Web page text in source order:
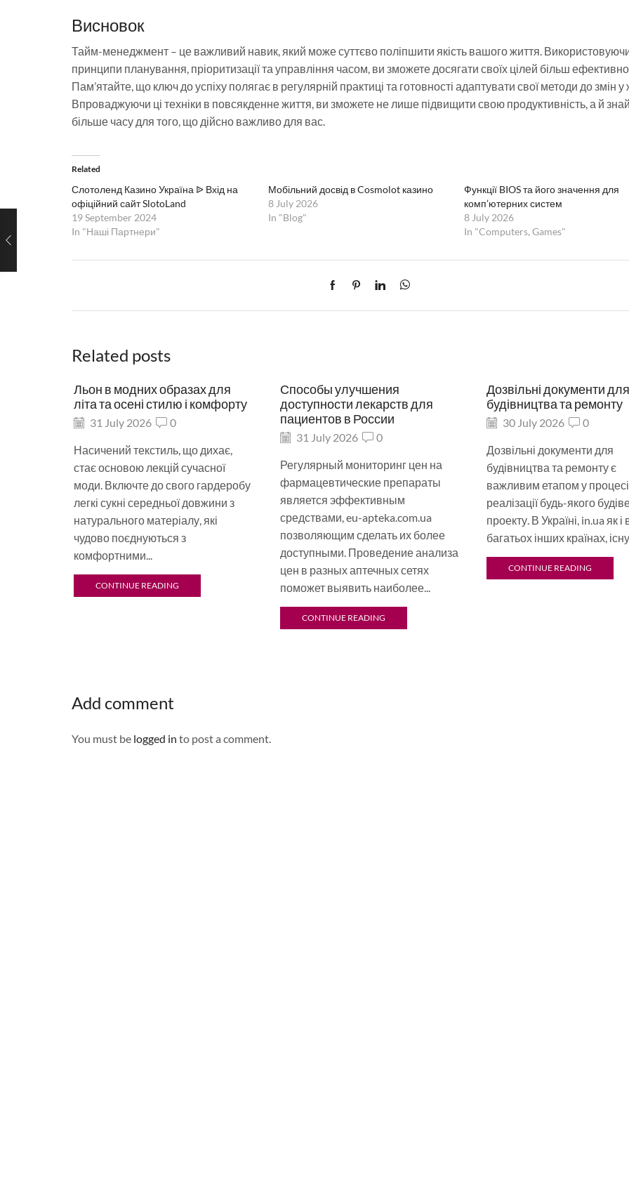
Висновок
Тайм-менеджмент – це важливий навик, який може суттєво поліпшити якість вашого життя.
принципи планування, пріоритизації та управління часом, ви зможете досягати своїх цілей більш ефективно.
Пам’ятайте, що ключ до успіху полягає в регулярній практиці та готовності адаптувати свої методи до змін у
Впроваджуючи ці техніки в повсякденне життя, ви зможете не лише підвищити свою продуктивність, а й
більше часу для того, що дійсно важливо для вас.
Related
Слотоленд Казино Україна ᐉ Вхід на
офіційний сайт SlotoLand
19 September 2024
In "Наші Партнери"
Мобільний досвід в Cosmolot казино
8 July 2026
In "Blog"
Функції BIOS та його значення для
комп’ютерних систем
8 July 2026
In "Computers, Games"
Related posts
Льон в модних образах для
літа та осені стилю і комфорту
31 July 2026 0
Насичений текстиль, що дихає,
стає основою лекцій сучасної
моди. Включте до свого гардеробу
легкі сукні середньої довжини з
натурального матеріалу, які
чудово поєднуються з
комфортними...
CONTINUE READING
Способы улучшения
доступности лекарств для
пациентов в России
31 July 2026 0
Регулярный мониторинг цен на
фармацевтические препараты
является эффективным
средствами, eu-apteka.com.ua
позволяющим сделать их более
доступными. Проведение анализа
цен в разных аптечных сетях
поможет выявить наиболее...
CONTINUE READING
Дозвільні документи для
будівництва та ремонту
30 July 2026 0
Дозвільні документи для
будівництва та ремонту є
важливим етапом у процесі
реалізації будь-якого
проекту. В Україні, in.ua як і
багатьох інших країнах,
CONTINUE READING
Add comment
You must be logged in to post a comment.